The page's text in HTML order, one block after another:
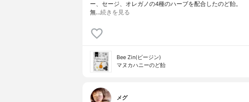
ー、セージ、オレガノの4種のハーブを配合したのど飴。
無…続きを見る
Bee Zin(ビージン)
マヌカハニーのど飴
メグ